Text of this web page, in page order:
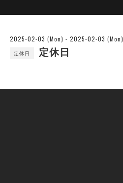
2025-02-03 (Mon) - 2025-02-03 (Mon)
定休日 定休日